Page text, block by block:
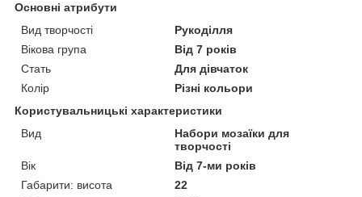
Основні атрибути
Вид творчості
Рукоділля
Вікова група
Від 7 років
Стать
Для дівчаток
Колір
Різні кольори
Користувальницькі характеристики
Вид
Набори мозаїки для
творчості
Вік
Від 7-ми років
Габарити: висота
22